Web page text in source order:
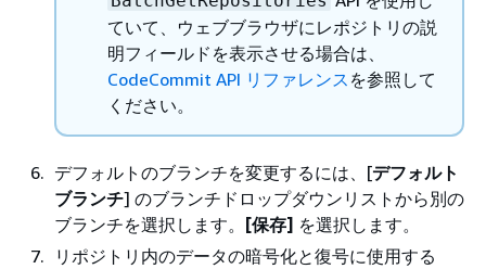
ていて、ウェブブラウザにレポジトリの説
明フィールドを表示させる場合は、
CodeCommit API リファレンス を参照して
ください。
デフォルトのブランチを変更するには、[デフォルト
ブランチ] のブランチドロップダウンリストから別の
ブランチを選択します。 [保存] を選択します。
リポジトリ内のデータの暗号化と復号に使用する